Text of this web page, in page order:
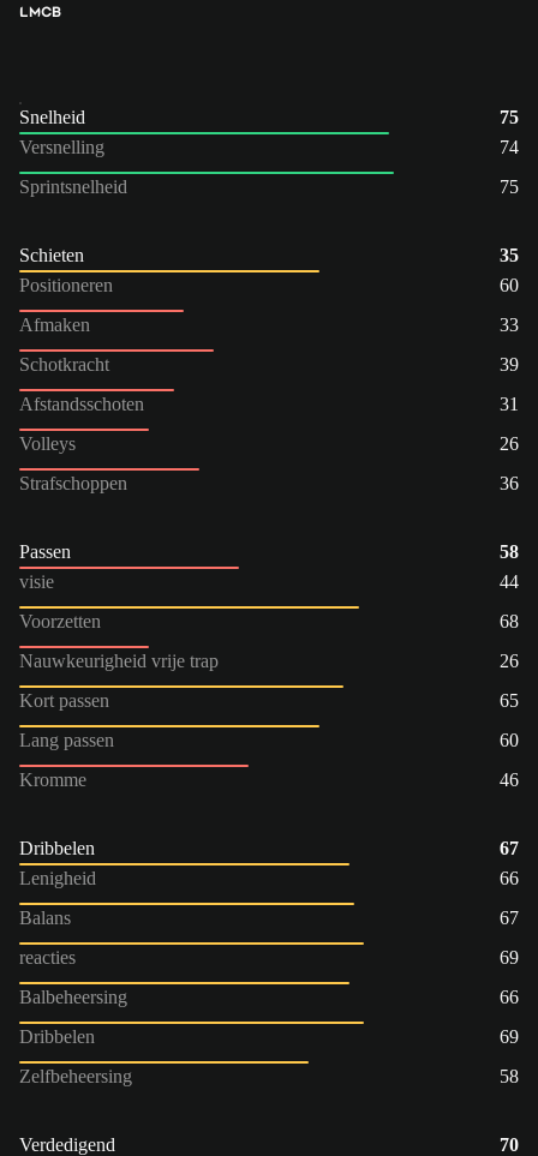
LMCB
Snelheid
75
Versnelling
74
Sprintsnelheid
75
Schieten
35
Positioneren
60
Afmaken
33
Schotkracht
39
Afstandsschoten
31
Volleys
26
Strafschoppen
36
Passen
58
visie
44
Voorzetten
68
Nauwkeurigheid vrije trap
26
Kort passen
65
Lang passen
60
Kromme
46
Dribbelen
67
Lenigheid
66
Balans
67
reacties
69
Balbeheersing
66
Dribbelen
69
Zelfbeheersing
58
Verdedigend
70